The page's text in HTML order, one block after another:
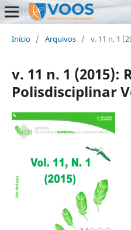
Início / Arquivos / v. 11 n. 1
v. 11 n. 1 (2015):
Polisdisciplinar